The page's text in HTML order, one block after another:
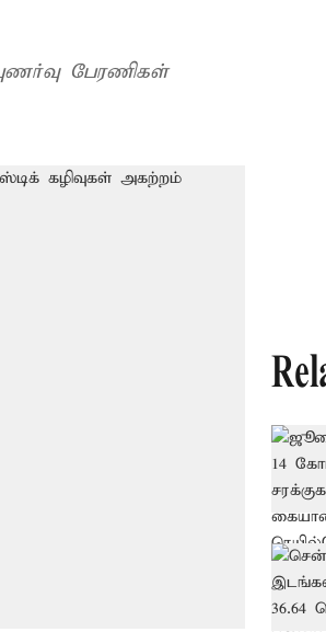
பேரணிகள்